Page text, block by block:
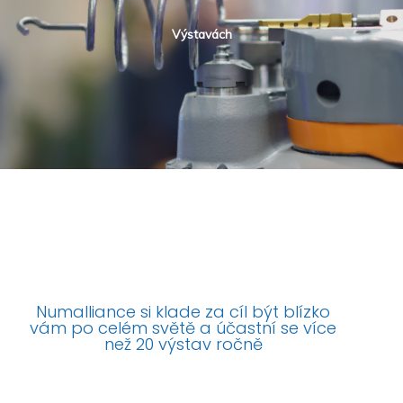
Výstavách
Numalliance si klade za cíl být blízko
vám po celém světě a účastní se více
než 20 výstav ročně